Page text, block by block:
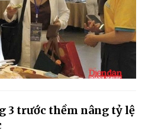
3 trước thềm nâng tỷ lệ